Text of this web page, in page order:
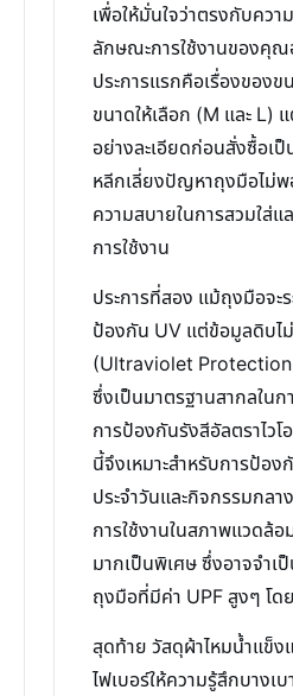
เพื่อให้มั่นใจว่าตรงกับควา
ลักษณะการใช้งานของคุ
ประการแรกคือเรื่องของ
ขนาดให้เลือก (M และ L)
อย่างละเอียดก่อนสั่งซื้อเ
หลีกเลี่ยงปัญหาถุงมือไม่
ความสบายในการสวมใส่แ
การใช้งาน
ประการที่สอง แม้ถุงมือจ
ป้องกัน UV แต่ข้อมูลดิบไ
(Ultraviolet
ซึ่งเป็นมาตรฐานสากลใน
การป้องกันรังสีอัลตราไว
นี้จึงเหมาะสำหรับการป้อ
ประจำวันและกิจกรรมกลา
การใช้งานในสภาพแวดล้
มากเป็นพิเศษ ซึ่งอาจจำ
ถุงมือที่มีค่า UPF สูงๆ โด
สุดท้าย วัสดุผ้าไหมน้ำแข็ง
ไฟเบอร์ให้ความรู้สึกบางเ